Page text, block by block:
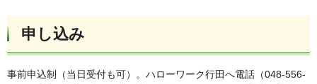
申し込み
事前申込制（当日受付も可）。ハローワーク行田へ電話（048-556-